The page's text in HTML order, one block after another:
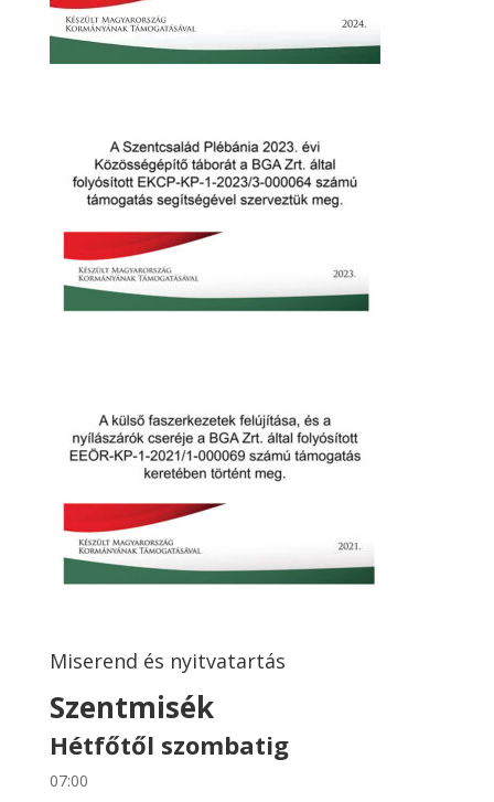
Miserend és nyitvatartás
Szentmisék
Hétfőtől szombatig
07:00